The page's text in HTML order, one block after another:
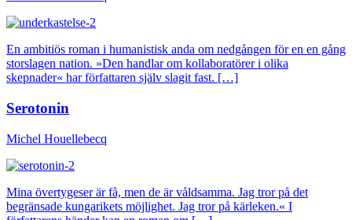
En ambitiös roman i humanistisk anda om nedgången för en en gång
storslagen nation. »Den handlar om kollaboratörer i olika
skepnader« har författaren själv slagit fast. […]
Serotonin
Michel Houellebecq
Mina övertygeser är få, men de är våldsamma. Jag tror på det
begränsade kungarikets möjlighet. Jag tror på kärleken.« I